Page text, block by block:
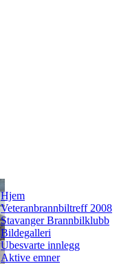
Hjem
Veteranbrannbiltreff 2008
Stavanger Brannbilklubb
Bildegalleri
Ubesvarte innlegg
Aktive emner